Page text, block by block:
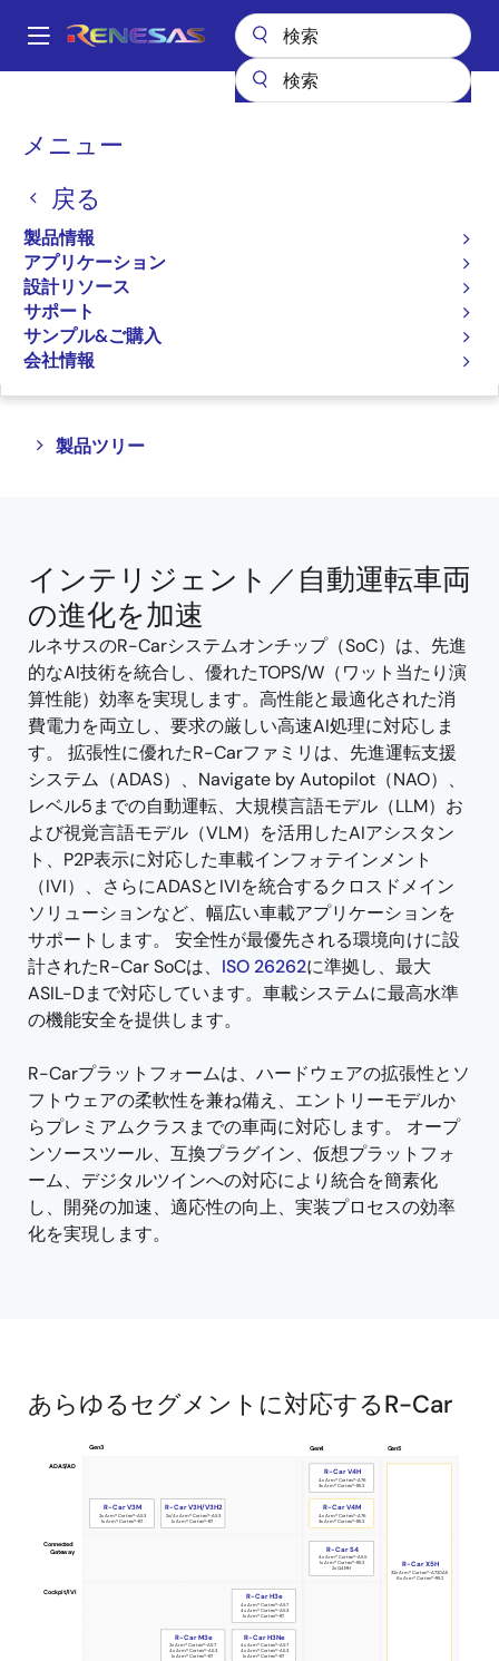
ン
Main
メニュー
戻る
製品情報
アプリケーション
設計リソース
サポート
サンプル&ご購入
会社情報
パ
く
ず
R-Car 車載向けシステムオンチップ（SoC）
R-Car 車載向けシステムオ
ンチップ（SoC）
ページセクションへ移動：
製品ツリー
Close
Open
インテリジェント／自動運転車両
の進化を加速
ルネサスのR-Carシステムオンチップ（SoC）は、先進
的なAI技術を統合し、優れたTOPS/W（ワット当たり演
算性能）効率を実現します。高性能と最適化された消
費電力を両立し、要求の厳しい高速AI処理に対応しま
す。 拡張性に優れたR-Carファミリは、先進運転支援
システム（ADAS）、Navigate by Autopilot（NAO）、
レベル5までの自動運転、大規模言語モデル（LLM）お
よび視覚言語モデル（VLM）を活用したAIアシスタン
ト、P2P表示に対応した車載インフォテインメント
（IVI）、さらにADASとIVIを統合するクロスドメイン
ソリューションなど、幅広い車載アプリケーションを
サポートします。 安全性が最優先される環境向けに設
計されたR-Car SoCは、 ISO 26262に準拠し、最大
ASIL-Dまで対応しています。車載システムに最高水準
の機能安全を提供します。
R-Carプラットフォームは、ハードウェアの拡張性とソ
フトウェアの柔軟性を兼ね備え、エントリーモデルか
らプレミアムクラスまでの車両に対応します。 オープ
ンソースツール、互換プラグイン、仮想プラットフォ
ーム、デジタルツインへの対応により統合を簡素化
し、開発の加速、適応性の向上、実装プロセスの効率
化を実現します。
あらゆるセグメントに対応するR-Car
R-
Every
Segment
Cockpit/IVI
Connected
Gateway
ADAS/AD
Gen3 Gen4 Gen5
4x Arm® Cortex®-A57
4x Arm® Cortex®-A53
1x Arm® Cortex®-R7
R-Car H3Ne
2x Arm® Cortex®-A57
4x Arm® Cortex®-A53
1x Arm® Cortex®-R7
R-Car M3e
4x Arm® Cortex®-A57
4x Arm® Cortex®-A53
1x Arm® Cortex®-R7
R-Car H3e
4x Arm® Cortex®-A55
1x Arm® Cortex®-R52
2x G4MH
R-Car S4
32x Arm® Cortex®-A720AE
6x Arm® Cortex®-R52
R-Car X5H
4x Arm® Cortex®-A76
3x Arm® Cortex®-R52
R-Car V4M
2x/4x Arm® Cortex®-A53
1x Arm® Cortex®-R7
R-Car V3H/V3H2
2x Arm® Cortex®-A53
1x Arm® Cortex®-R7
R-Car V3M
4x Arm® Cortex®-A76
3x Arm® Cortex®-R52
R-Car V4H